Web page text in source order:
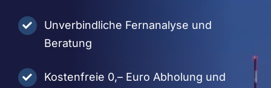
StandorteUnverbindliche Fernanalyse und
Beratung
Kostenfreie 0,– Euro Abholung und